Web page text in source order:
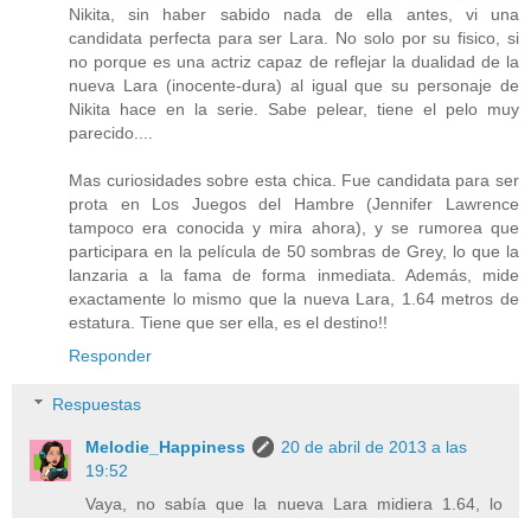
Nikita, sin haber sabido nada de ella antes, vi una
candidata perfecta para ser Lara. No solo por su fisico, si
no porque es una actriz capaz de reflejar la dualidad de la
nueva Lara (inocente-dura) al igual que su personaje de
Nikita hace en la serie. Sabe pelear, tiene el pelo muy
parecido....
Mas curiosidades sobre esta chica. Fue candidata para ser
prota en Los Juegos del Hambre (Jennifer Lawrence
tampoco era conocida y mira ahora), y se rumorea que
participara en la película de 50 sombras de Grey, lo que la
lanzaria a la fama de forma inmediata. Además, mide
exactamente lo mismo que la nueva Lara, 1.64 metros de
estatura. Tiene que ser ella, es el destino!!
Responder
Respuestas
Melodie_Happiness
20 de abril de 2013 a las
19:52
Vaya, no sabía que la nueva Lara midiera 1.64, lo